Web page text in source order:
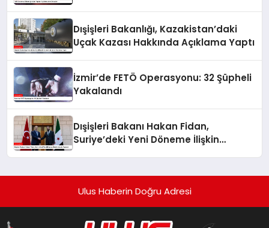
Dışişleri Bakanlığı, Kazakistan’daki
Uçak Kazası Hakkında Açıklama Yaptı
İzmir’de FETÖ Operasyonu: 32 Şüpheli
Yakalandı
Dışişleri Bakanı Hakan Fidan,
Suriye’deki Yeni Döneme İlişkin
Ulus Haberin Doğru Adresi